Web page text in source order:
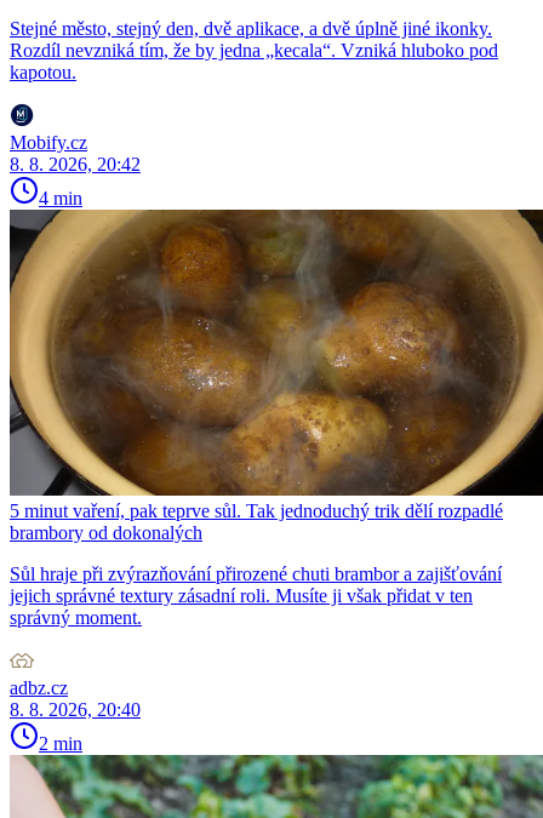
Stejné město, stejný den, dvě aplikace, a dvě úplně jiné ikonky.
Rozdíl nevzniká tím, že by jedna „kecala“. Vzniká hluboko pod
kapotou.
Mobify.cz
8. 8. 2026, 20:42
4 min
5 minut vaření, pak teprve sůl. Tak jednoduchý trik dělí rozpadlé
brambory od dokonalých
Sůl hraje při zvýrazňování přirozené chuti brambor a zajišťování
jejich správné textury zásadní roli. Musíte ji však přidat v ten
správný moment.
adbz.cz
8. 8. 2026, 20:40
2 min